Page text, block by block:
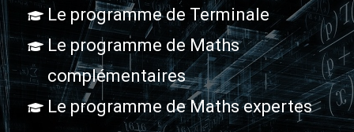
Le programme de Terminale
Le programme de Maths
complémentaires
Le programme de Maths expertes